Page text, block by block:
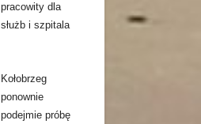
pracowity dla
służb i szpitala
Kołobrzeg
ponownie
podejmie próbę